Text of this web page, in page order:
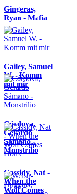
Gingeras,
Ryan - Mafia
Gailey, Samuel
W. - Komm
mit mir
Córdova,
Gerardo
Sámano -
Monstrilio
Cassidy, Nat -
When the
Wolf Comes